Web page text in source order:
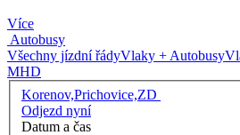
Více
Autobusy
Všechny jízdní řádyVlaky + Autobusy
MHD
Korenov,Prichovice,ZD
Odjezd nyní
Datum a čas